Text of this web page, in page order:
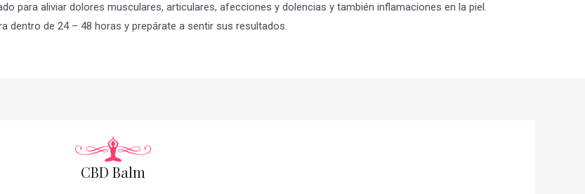
para aliviar dolores musculares, articulares, afecciones y dolencias y también inflamaciones en la piel.
dentro de 24 – 48 horas y prepárate a sentir sus resultados.
CBD Balm